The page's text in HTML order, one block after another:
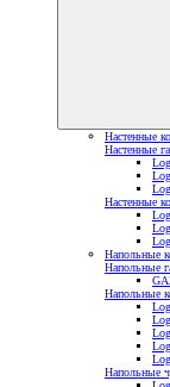
Настенные
Настенные
Настенные
Напольные
Напольные
Напольные
Напольные